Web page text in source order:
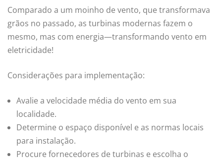
Comparado a um moinho de vento, que transformava
grãos no passado, as turbinas modernas fazem o
mesmo, mas com energia—transformando vento em
eletricidade!
Considerações para implementação:
Avalie a velocidade média do vento em sua
localidade.
Determine o espaço disponível e as normas locais
para instalação.
Procure fornecedores de turbinas e escolha o